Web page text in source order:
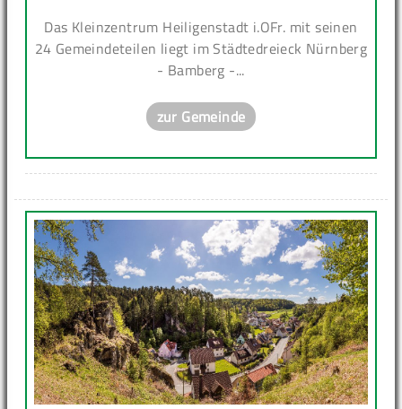
Das Kleinzentrum Heiligenstadt i.OFr. mit seinen
24 Gemeindeteilen liegt im Städtedreieck Nürnberg
- Bamberg -...
zur Gemeinde